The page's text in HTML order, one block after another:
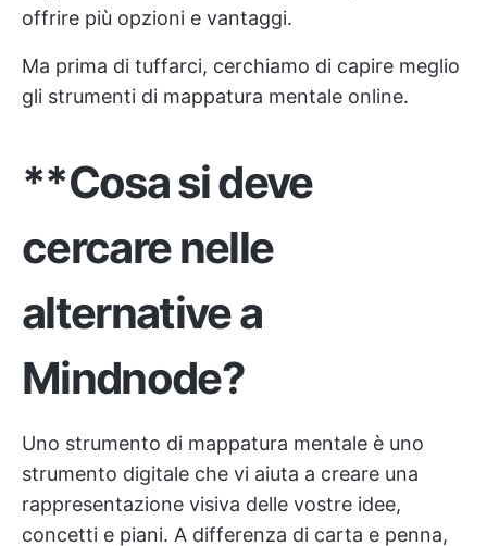
offrire più opzioni e vantaggi.
Ma prima di tuffarci, cerchiamo di capire meglio
gli strumenti di mappatura mentale online.
**Cosa si deve
cercare nelle
alternative a
Mindnode?
Uno strumento di mappatura mentale è uno
strumento digitale che vi aiuta a creare una
rappresentazione visiva delle vostre idee,
concetti e piani. A differenza di carta e penna,